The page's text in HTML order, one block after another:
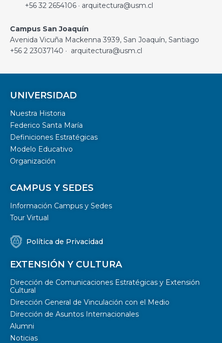
+56 32 2654106 · arquitectura@usm.cl
Campus San Joaquín
Avenida Vicuña Mackenna 3939, San Joaquín, Santiago
+56 2 23037140 · arquitectura@usm.cl
UNIVERSIDAD
Nuestra Historia
Federico Santa María
Definiciones Estratégicas
Modelo Educativo
Organización
CAMPUS Y SEDES
Información Campus y Sedes
Tour Virtual
Política de Privacidad
EXTENSIÓN Y CULTURA
Dirección de Comunicaciones Estratégicas y Extensión
Cultural
Dirección General de Vinculación con el Medio
Dirección de Asuntos Internacionales
Alumni
Noticias